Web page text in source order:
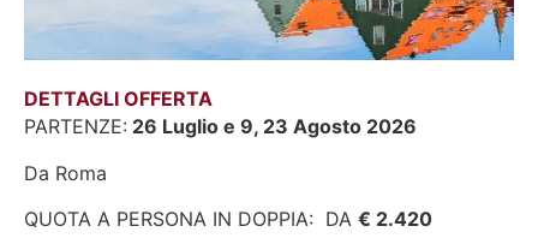
DETTAGLI OFFERTA
PARTENZE: 26 Luglio e 9, 23 Agosto 2026
Da Roma
QUOTA A PERSONA IN DOPPIA: DA € 2.420